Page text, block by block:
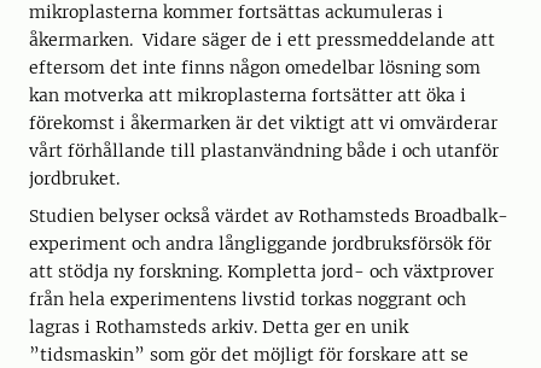
mikroplasterna kommer fortsättas ackumuleras i
åkermarken. Vidare säger de i ett pressmeddelande att
eftersom det inte finns någon omedelbar lösning som
kan motverka att mikroplasterna fortsätter att öka i
förekomst i åkermarken är det viktigt att vi omvärderar
vårt förhållande till plastanvändning både i och utanför
jordbruket.
Studien belyser också värdet av Rothamsteds Broadbalk-
experiment och andra långliggande jordbruksförsök för
att stödja ny forskning. Kompletta jord- och växtprover
från hela experimentens livstid torkas noggrant och
lagras i Rothamsteds arkiv. Detta ger en unik
”tidsmaskin” som gör det möjligt för forskare att se